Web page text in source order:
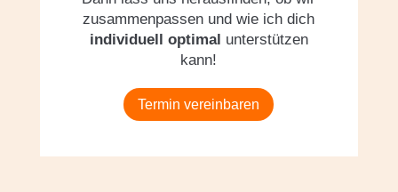
zusammenpassen und wie ich dich
individuell optimal unterstützen
kann!
Termin vereinbaren